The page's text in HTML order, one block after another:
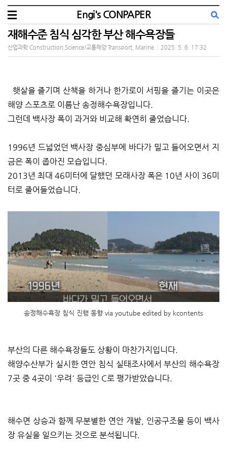
Engi's CONPAPER
재해수준 침식 심각한 부산 해수욕장들
산업과학 Construction,Science/교통해양 Transport, Marine 2025. 5. 6. 17:32
햇살을 즐기며 산책을 하거나 한가로이 서핑을 즐기는 이곳은
해양 스포츠로 이름난 송정해수욕장입니다.
그런데 백사장 폭이 과거와 비교해 확연히 줄었습니다.
1996년 드넓었던 백사장 중심부에 바다가 밀고 들어오면서 지
금은 폭이 좁아진 모습입니다.
2013년 최대 46미터에 달했던 모래사장 폭은 10년 사이 36미
터로 줄어들었습니다.
송정해수욕장 침식 진행 동향 via youtube edited by kcontents
부산의 다른 해수욕장들도 상황이 마찬가지입니다.
해양수산부가 실시한 연안 침식 실태조사에서 부산의 해수욕장
7곳 중 4곳이 '우려' 등급인 C로 평가받았습니다.
해수면 상승과 함께 무분별한 연안 개발, 인공구조물 등이 백사
장 유실을 일으키는 것으로 분석됩니다.